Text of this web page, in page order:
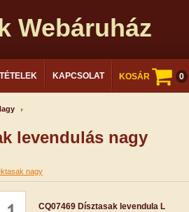
Webáruház
KAPCSOLAT KOSÁR 0
levendulás nagy
nagy
CQ07469 Dísztasak levendula L